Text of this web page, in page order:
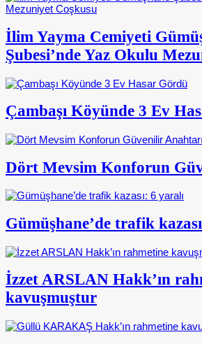
İlim Yayma Cemiyeti
Şubesi’nde Yaz Okulu
Çambaşı Köyünde 3 Ev
Dört Mevsim Konforun
Gümüşhane’de trafik
İzzet ARSLAN Hakk’ın
kavuşmuştur